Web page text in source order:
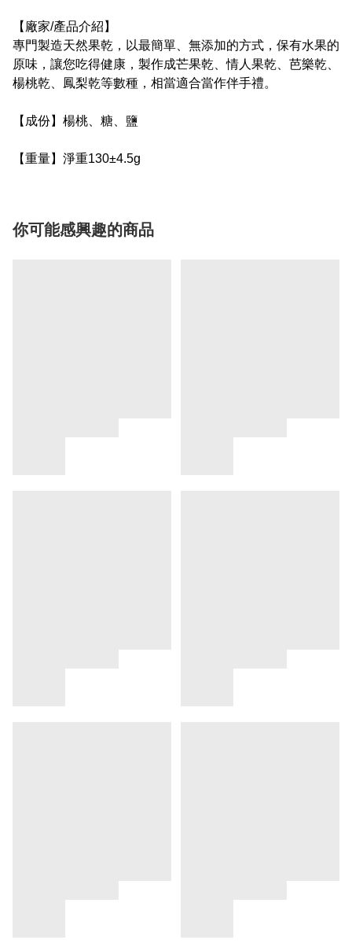
【廠家/產品介紹】
專門製造天然果乾，以最簡單、無添加的方式，保有水果的
原味，讓您吃得健康，製作成芒果乾、情人果乾、芭樂乾、
楊桃乾、鳳梨乾等數種，相當適合當作伴手禮。
【成份】楊桃、糖、鹽
【重量】淨重130±4.5g
你可能感興趣的商品